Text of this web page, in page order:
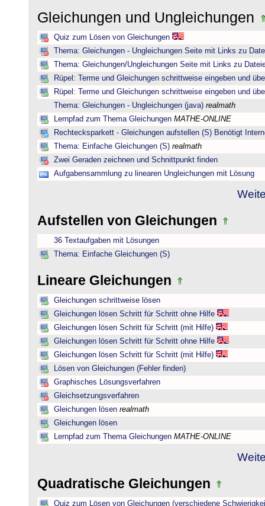
Gleichungen und Ungleichungen
Quiz zum Lösen von Gleichungen
Thema: Gleichungen - Ungleichungen Seite mit Links zu
Thema: Gleichungen/Ungleichungen Seite mit Links zu
Rüpel: Terme und Gleichungen schrittweise eingeben und
Rüpel: Terme und Gleichungen schrittweise eingeben und
Thema: Gleichungen - Ungleichungen (java) realmath
Lernpfad zum Thema Gleichungen MATHE-ONLINE
Rechtecksparkett - Gleichungen aufstellen (S) Benötigt
Thema: Einfache Gleichungen (S) realmath
Zwei Geraden zeichnen und Schnittpunkt finden
Aufgabensammlung zu linearen Ungleichungen mit Lösung
Aufstellen von Gleichungen
36 Textaufgaben mit Lösungen
Thema: Einfache Gleichungen (S)
Lineare Gleichungen
Gleichungen schrittweise lösen
Gleichungen lösen Schritt für Schritt ohne Hilfe
Gleichungen lösen Schritt für Schritt (mit Hilfe)
Gleichungen lösen Schritt für Schritt ohne Hilfe
Gleichungen lösen Schritt für Schritt (mit Hilfe)
Lösen von Gleichungen (Fehler finden)
Graphisches Lösungsverfahren
Gleichsetzungsverfahren
Gleichungen lösen realmath
Gleichungen lösen
Lernpfad zum Thema Gleichungen MATHE-ONLINE
Quadratische Gleichungen
Quiz zum Lösen von Gleichungen (verschiedene